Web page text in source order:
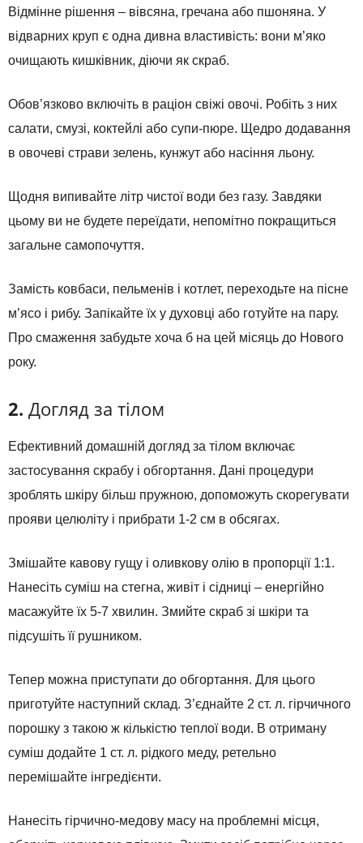
Відмінне рішення – вівсяна, гречана або пшоняна. У
відварних круп є одна дивна властивість: вони м’яко
очищають кишківник, діючи як скраб.
Обов’язково включіть в раціон свіжі овочі. Робіть з них
салати, смузі, коктейлі або супи-пюре. Щедро додавання
в овочеві страви зелень, кунжут або насіння льону.
Щодня випивайте літр чистої води без газу. Завдяки
цьому ви не будете переїдати, непомітно покращиться
загальне самопочуття.
Замість ковбаси, пельменів і котлет, переходьте на пісне
м’ясо і рибу. Запікайте їх у духовці або готуйте на пару.
Про смаження забудьте хоча б на цей місяць до Нового
року.
2. Догляд за тілом
Ефективний домашній догляд за тілом включає
застосування скрабу і обгортання. Дані процедури
зроблять шкіру більш пружною, допоможуть скорегувати
прояви целюліту і прибрати 1-2 см в обсягах.
Змішайте кавову гущу і оливкову олію в пропорції 1:1.
Нанесіть суміш на стегна, живіт і сідниці – енергійно
масажуйте їх 5-7 хвилин. Змийте скраб зі шкіри та
підсушіть її рушником.
Тепер можна приступати до обгортання. Для цього
приготуйте наступний склад. З’єднайте 2 ст. л. гірчичного
порошку з такою ж кількістю теплої води. В отриману
суміш додайте 1 ст. л. рідкого меду, ретельно
перемішайте інгредієнти.
Нанесіть гірчично-медову масу на проблемні місця,